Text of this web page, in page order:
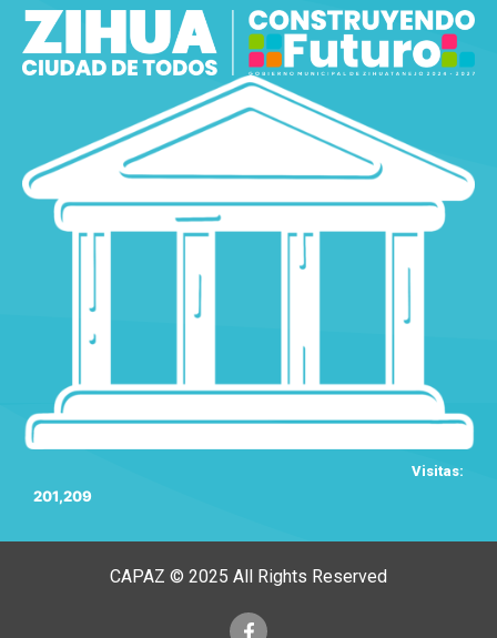
Visitas:
201,209
CAPAZ © 2025 All Rights Reserved